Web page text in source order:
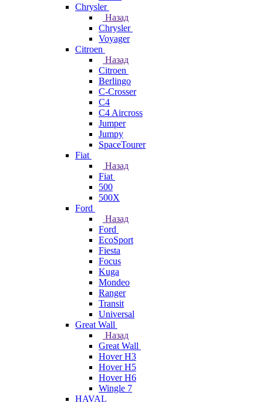
Chrysler
Назад
Chrysler
Voyager
Citroen
Назад
Citroen
Berlingo
C-Crosser
C4
C4 Aircross
Jumper
Jumpy
SpaceTourer
Fiat
Назад
Fiat
500
500X
Ford
Назад
Ford
EcoSport
Fiesta
Focus
Kuga
Mondeo
Ranger
Transit
Universal
Great Wall
Назад
Great Wall
Hover H3
Hover H5
Hover H6
Wingle 7
HAVAL